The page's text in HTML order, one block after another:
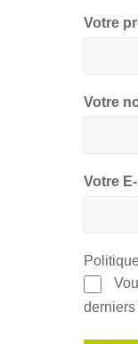
Votre
Votre
Votre